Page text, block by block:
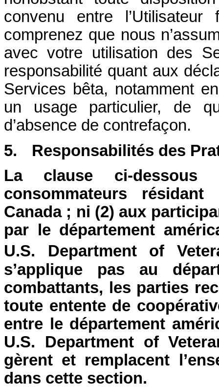
convenu entre
comprenez que nous
avec votre utilisation des
responsabilité quant aux
Services bêta, notamment
un usage particulier, de
d’absence de contrefaçon.
5.
Responsabilités des
La clause ci-
consommateurs
Canada ; ni (2) aux
par le département
U.S. Department of
s’applique pas au
combattants, les parties
toute entente de
entre le département
U.S. Department of
gèrent et remplacent
dans cette section.